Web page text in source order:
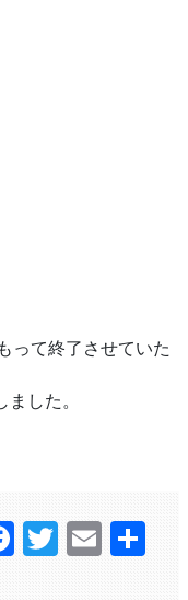
って終了させていた
した。
Facebook
TwitterEmail